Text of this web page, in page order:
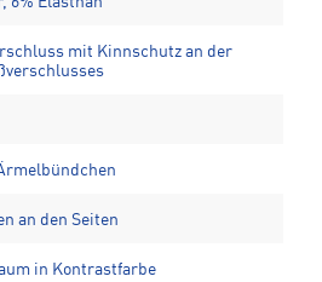
mit Kinnschutz an der
an den Seiten
in Kontrastfarbe